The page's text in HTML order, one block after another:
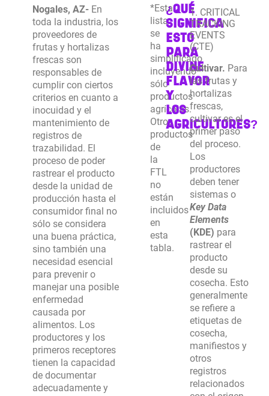
Nogales, AZ- En
toda la industria, los
proveedores de
frutas y hortalizas
frescas son
responsables de
cumplir con ciertos
criterios en cuanto a
inocuidad y el
mantenimiento de
registros de
trazabilidad. El
proceso de poder
rastrear el producto
desde la unidad de
producción hasta el
consumidor final no
sólo se considera
una buena práctica,
sino también una
necesidad esencial
para prevenir o
manejar una posible
enfermedad
causada por
alimentos. Los
productores y los
primeros receptores
tienen la capacidad
de documentar
adecuadamente y
*Esta
lista
se
ha
simplificado
incluyendo
sólo
productos
agrícolas.
Otros
productos
de
la
FTL
no
están
incluidos
en
esta
tabla.
¿QUÉ
SIGNIFICA
ESTO
PARA
DIVINE
FLAVOR
Y
LOS
AGRICULTORES?
1. CRITICAL
TRACKING
EVENTS
(CTE)
Cultivar. Para
las frutas y
hortalizas
frescas,
cultivar es el
primer paso
del proceso.
Los
productores
deben tener
sistemas o
Key Data
Elements
(KDE) para
rastrear el
producto
desde su
cosecha. Esto
generalmente
se refiere a
etiquetas de
cosecha,
manifiestos y
otros
registros
relacionados